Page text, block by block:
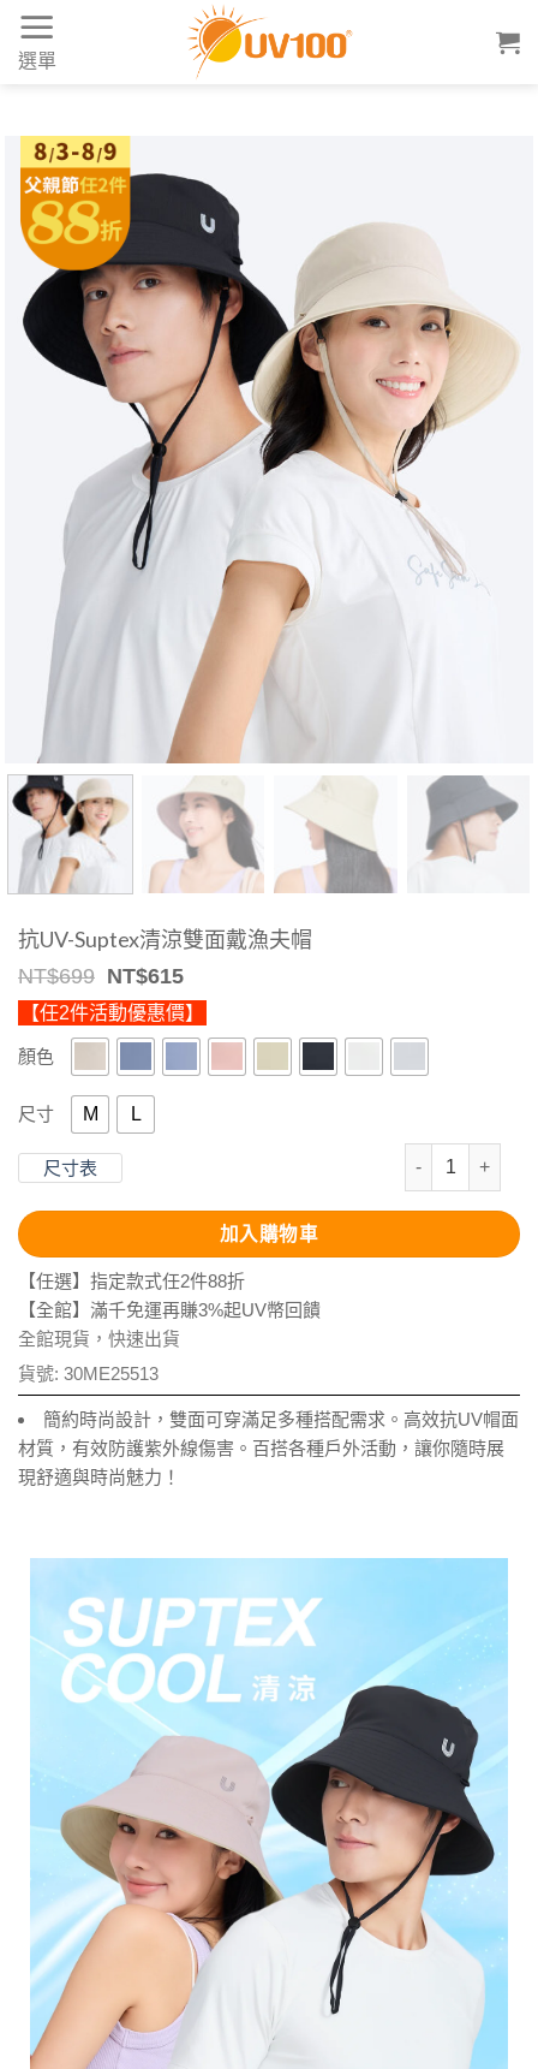
Skip
content
選單
抗UV-Suptex清涼雙面戴漁夫帽
NT$699 Original
price
was:
NT$699.
NT$615Current
price
is:
NT$615.
【任2件活動優惠價】
顏色
尺寸 M L
尺寸表
抗UV-Suptex
加入購物車
【任選】指定款式任2件88折
【全館】滿千免運再賺3%起UV幣回饋
全館現貨，快速出貨
貨號: 30ME25513
簡約時尚設計，雙面可穿滿足多種搭配需求。高效抗UV帽面
材質，有效防護紫外線傷害。百搭各種戶外活動，讓你隨時展
現舒適與時尚魅力！